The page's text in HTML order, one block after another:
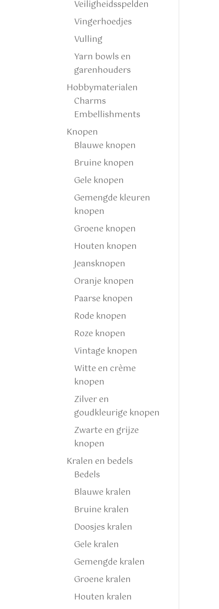
Veiligheidsspelden
Vingerhoedjes
Vulling
Yarn bowls en
garenhouders
Hobbymaterialen
Charms
Embellishments
Knopen
Blauwe knopen
Bruine knopen
Gele knopen
Gemengde kleuren
knopen
Groene knopen
Houten knopen
Jeansknopen
Oranje knopen
Paarse knopen
Rode knopen
Roze knopen
Vintage knopen
Witte en crème
knopen
Zilver en
goudkleurige knopen
Zwarte en grijze
knopen
Kralen en bedels
Bedels
Blauwe kralen
Bruine kralen
Doosjes kralen
Gele kralen
Gemengde kralen
Groene kralen
Houten kralen